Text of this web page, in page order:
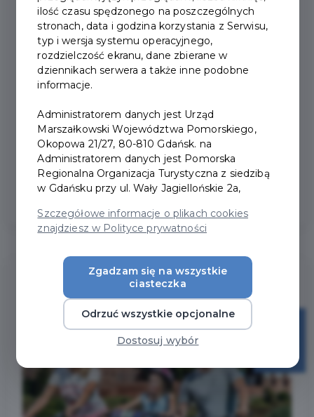
Nowe obiekty dołączają do
Pakietu Kultura
Pakiet Kultura Pomorskiej Karty Turysty
powiększa swoją ofertę o 4 nowe obiekty...
ilość czasu spędzonego na poszczególnych
stronach, data i godzina korzystania z Serwisu,
typ i wersja systemu operacyjnego,
rozdzielczość ekranu, dane zbierane w
dziennikach serwera a także inne podobne
informacje.
Administratorem danych jest Urząd
Marszałkowski Województwa Pomorskiego,
Okopowa 21/27, 80-810 Gdańsk. na
Administratorem danych jest Pomorska
Regionalna Organizacja Turystyczna z siedzibą
w Gdańsku przy ul. Wały Jagiellońskie 2a,
Szczegółowe informacje o plikach cookies
znajdziesz w Polityce prywatności
Zgadzam się na wszystkie
ciasteczka
Odrzuć wszystkie opcjonalne
Dostosuj wybór